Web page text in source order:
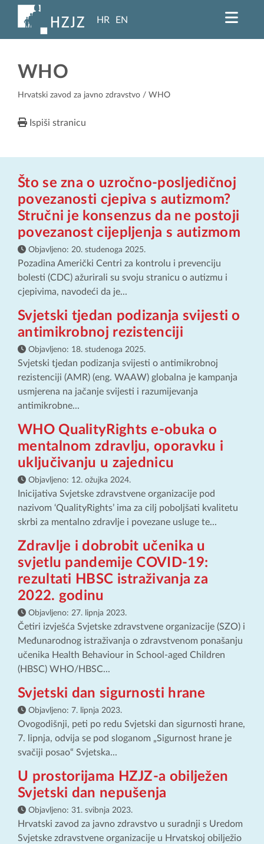
HR EN
WHO
Hrvatski zavod za javno zdravstvo / WHO
Ispiši stranicu
Što se zna o uzročno-posljedičnoj
povezanosti cjepiva s autizmom?
Stručni je konsenzus da ne postoji
povezanost cijepljenja s autizmom
Objavljeno: 20. studenoga 2025.
Pozadina Američki Centri za kontrolu i prevenciju
bolesti (CDC) ažurirali su svoju stranicu o autizmu i
cjepivima, navodeći da je...
Svjetski tjedan podizanja svijesti o
antimikrobnoj rezistenciji
Objavljeno: 18. studenoga 2025.
Svjetski tjedan podizanja svijesti o antimikrobnoj
rezistenciji (AMR) (eng. WAAW) globalna je kampanja
usmjerena na jačanje svijesti i razumijevanja
antimikrobne...
WHO QualityRights e-obuka o
mentalnom zdravlju, oporavku i
uključivanju u zajednicu
Objavljeno: 12. ožujka 2024.
Inicijativa Svjetske zdravstvene organizacije pod
nazivom ‘QualityRights’ ima za cilj poboljšati kvalitetu
skrbi za mentalno zdravlje i povezane usluge te...
Zdravlje i dobrobit učenika u
svjetlu pandemije COVID-19:
rezultati HBSC istraživanja za
2022. godinu
Objavljeno: 27. lipnja 2023.
Četiri izvješća Svjetske zdravstvene organizacije (SZO) i
Međunarodnog istraživanja o zdravstvenom ponašanju
učenika Health Behaviour in School-aged Children
(HBSC) WHO/HBSC...
Svjetski dan sigurnosti hrane
Objavljeno: 7. lipnja 2023.
Ovogodišnji, peti po redu Svjetski dan sigurnosti hrane,
7. lipnja, odvija se pod sloganom „Sigurnost hrane je
svačiji posao“ Svjetska...
U prostorijama HZJZ-a obilježen
Svjetski dan nepušenja
Objavljeno: 31. svibnja 2023.
Hrvatski zavod za javno zdravstvo u suradnji s Uredom
Svjetske zdravstvene organizacije u Hrvatskoj obilježio